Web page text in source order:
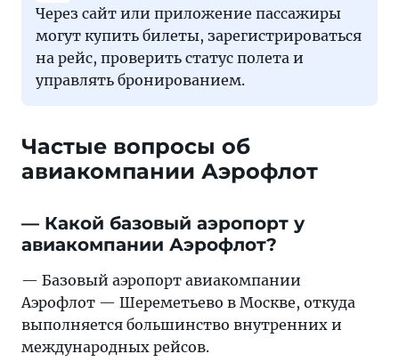
Через сайт или приложение пассажиры
могут купить билеты, зарегистрироваться
на рейс, проверить статус полета и
управлять бронированием.
Частые вопросы об
авиакомпании Аэрофлот
— Какой базовый аэропорт у
авиакомпании Аэрофлот?
— Базовый аэропорт авиакомпании
Аэрофлот — Шереметьево в Москве, откуда
выполняется большинство внутренних и
международных рейсов.